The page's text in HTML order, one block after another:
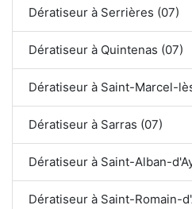
Dératiseur à Serrières (07)
Dératiseur à Quintenas (07)
Dératiseur à Saint-Marcel-
Dératiseur à Sarras (07)
Dératiseur à Saint-Alban-
Dératiseur à Saint-Romain-